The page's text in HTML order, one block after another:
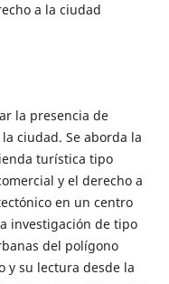
a la ciudad
la presencia de
ciudad. Se aborda la
turística tipo
y el derecho a
en un centro
investigación de tipo
del polígono
y su lectura desde la